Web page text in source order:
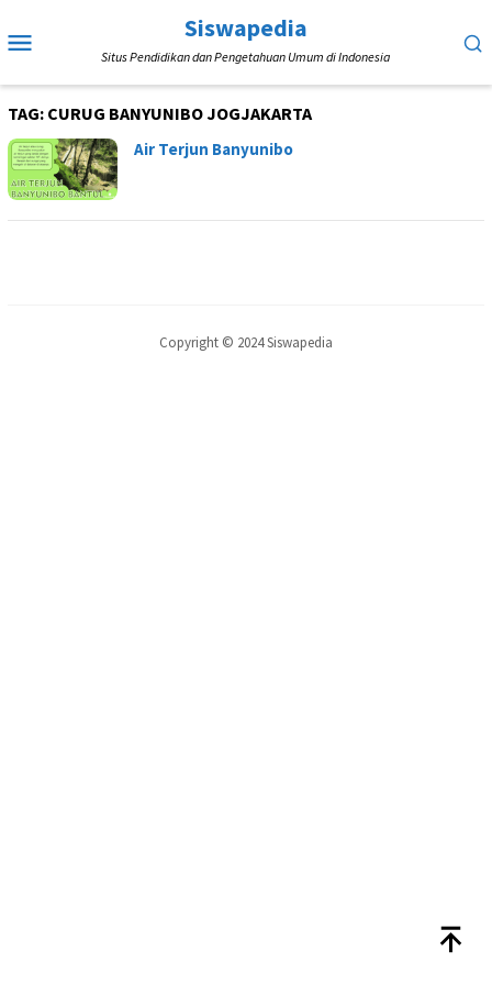
ke
Mobile
Siswapedia
Situs Pendidikan dan Pengetahuan Umum di Indonesia
TAG: CURUG BANYUNIBO JOGJAKARTA
Air Terjun Banyunibo
Copyright © 2024 Siswapedia